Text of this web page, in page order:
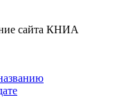
сайта КНИА